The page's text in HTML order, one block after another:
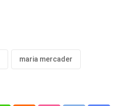
maria mercader